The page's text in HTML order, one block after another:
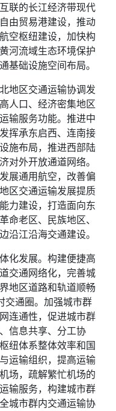
联的长江经济带现代
由贸易港建设，推动
空枢纽建设，加快构
河流域生态环境保护
基础设施空间布局。
区交通运输协调发
人口、经济密集地区
输服务功能。推进中
挥承东启西、连南接
施布局，推进西部陆
对外开放通道网络。
展通用航空，改善偏
区交通运输发展提质
力建设，打造面向东
命老区、民族地区、
沿江沿海交通建设。
发展。构建便捷高
交通网络化，完善城
地区道路和轨道顺畅
交通圈。加强城市群
连通性，促进城市群
信息共享、分工协
纽体系整体效率和国
运输组织，提高运输
场，疏解繁忙机场的
输服务，构建城市群
城市群内交通运输协